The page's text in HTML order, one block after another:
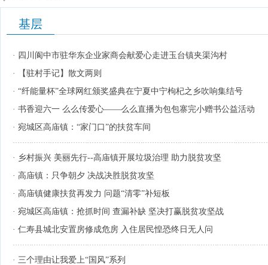
基层
· 四川阆中市驻华东企业家商会献爱心走进玉台镇夹渠沟村
·
【驻村手记】散文两则
· “纤能量杯”全球网红颁奖盛典在宁夏中宁枸杞之乡吹响集结号
· 书香迎六一 么么传爱心——么么直播为包包寨完小赠书公益活动
· 宛城区高庙镇：“家门口”的扶贫车间
· 乡村振兴 美丽先行--高庙镇开展垃圾治理 助力脱贫攻坚
· 高庙镇：只争朝夕 决战决胜脱贫攻坚
· 高庙镇健康扶贫再发力 问题“清零”补短板
· 宛城区高庙镇：抢抓时间 查漏补缺 坚决打赢脱贫攻坚战
· 仁寿县城北安置房修成危房 入住居民惶恐终日无人问
· 三个理由让我爱上“国风”系列